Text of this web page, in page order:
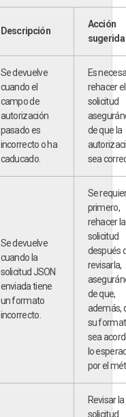
Descripción
Acción
sugerida
Se devuelve
cuando el
campo de
autorización
pasado es
incorrecto o ha
caducado.
Es
rehacer el
solicitud
de que la
sea
Se devuelve
cuando la
solicitud JSON
enviada tiene
un formato
incorrecto.
Se
primero,
rehacer la
solicitud
después
revisarla,
de que,
además,
su
sea
lo
por el
Revisar la
solicitud